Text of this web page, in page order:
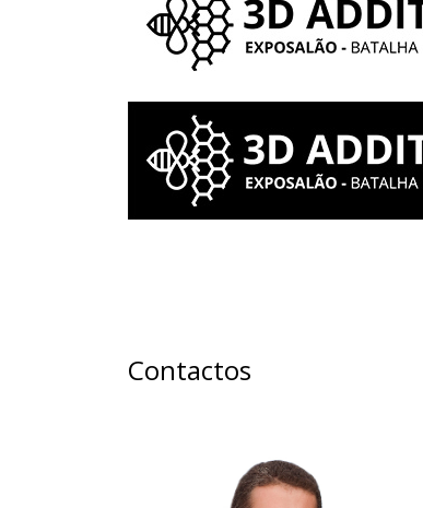
Contactos